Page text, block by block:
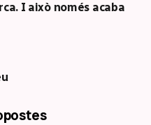
I això només acaba